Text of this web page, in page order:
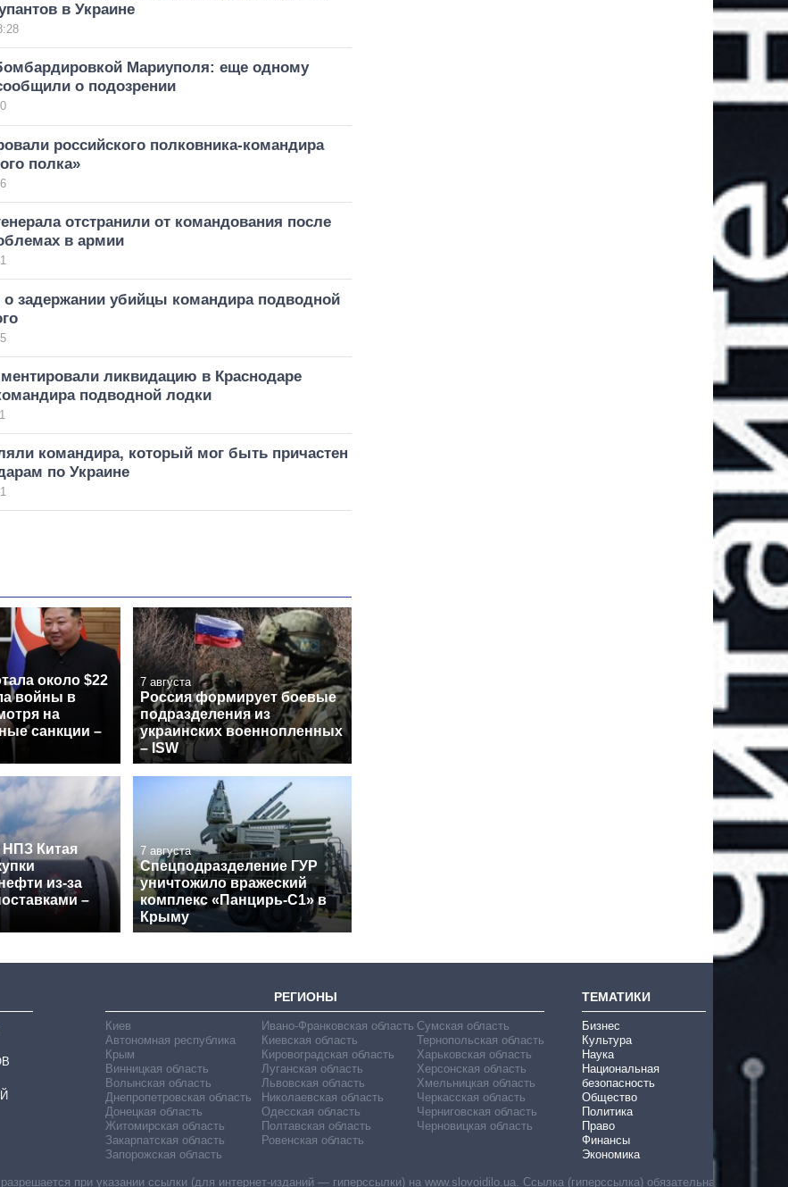
в Украине
Мариуполя: еще одному
о подозрении
российского полковника-командира
полка»
отстранили от командования после
в армии
задержании убийцы командира подводной
ликвидацию в Краснодаре
подводной лодки
командира, который мог быть причастен
по Украине
около $22
войны в
на
санкции –
7 августа
Россия формирует боевые
подразделения из
украинских военнопленных
– ISW
Китая
из-за
–
7 августа
Спецподразделение ГУР
уничтожило вражеский
комплекс «Панцирь-С1» в
Крыму
РЕГИОНЫ
Киев
Автономная республика
Крым
Винницкая область
Волынская область
Днепропетровская область
Донецкая область
Житомирская область
Закарпатская область
Запорожская область
Ивано-Франковская область
Киевская область
Кировоградская область
Луганская область
Львовская область
Николаевская область
Одесская область
Полтавская область
Ровенская область
Сумская область
Тернопольская область
Харьковская область
Херсонская область
Хмельницкая область
Черкасская область
Черниговская область
Черновицкая область
ТЕМАТИКИ
Бизнес
Культура
Наука
Национальная
безопасность
Общество
Политика
Право
Финансы
Экономика
при указании ссылки (для интернет-изданий — гиперссылки) на www.slovoidilo.ua. Ссылка (гиперссылка) обязательна